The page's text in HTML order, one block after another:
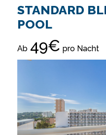
STANDARD
POOL
Ab 49€ pro Nacht